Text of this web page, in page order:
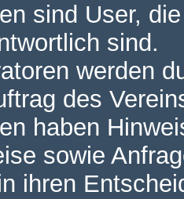
sind User,
sind.
werden
des
haben
sowie
ihren